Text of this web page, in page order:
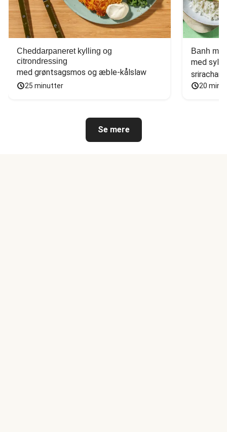
Cheddarpaneret kylling og
citrondressing
med grøntsagsmos og æble-kålslaw
25 minutter
Banh mi-
med
20
Se mere